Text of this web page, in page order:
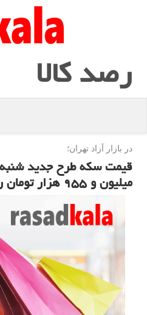
رصد كالا
در بازار آزاد تهران؛
میلیون و ۹۵۵ هزار تومان رسید